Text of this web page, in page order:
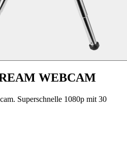
WEBCAM
Superschnelle 1080p mit 30